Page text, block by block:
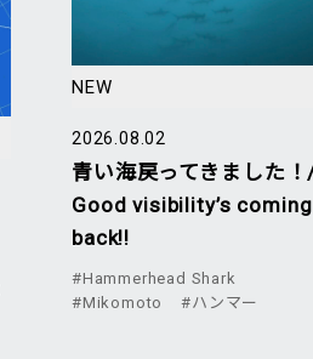
NEW
2026.08.02
青い海戻ってきました
Good visibility’s coming
back!!
#Hammerhead Shark
#Mikomoto
#ハンマー